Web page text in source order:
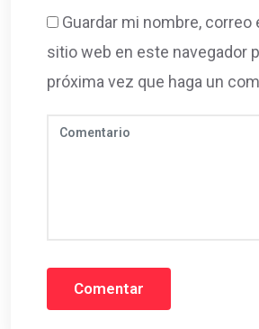
Guardar mi nombre,
sitio web en este navegador
próxima vez que haga un